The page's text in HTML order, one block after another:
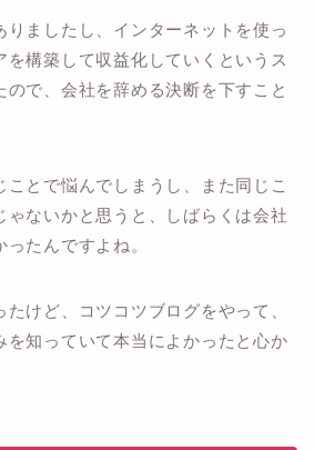
りましたし、インターネットを使っ
を構築して収益化していくというス
ので、会社を辞める決断を下すこと
とで悩んでしまうし、また同じこ
ゃないかと思うと、しばらくは会社
たんですよね。
けど、コツコツブログをやって、
を知っていて本当によかったと心か